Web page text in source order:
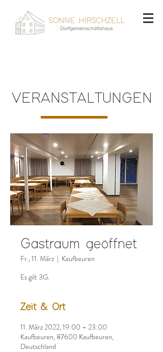
Gastraum geöffnet
Fr., 11. März
  |
Kaufbeuren
Es gilt 3G.
Zeit & Ort
11. März 2022, 19:00 – 23:00
Kaufbeuren, 87600 Kaufbeuren,
Deutschland
VERANSTALTUNGEN